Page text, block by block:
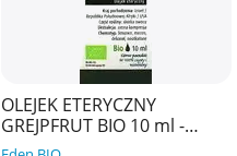
OLEJEK ETERYCZNY
GREJPFRUT BIO 10 ml -
PHYSALIS